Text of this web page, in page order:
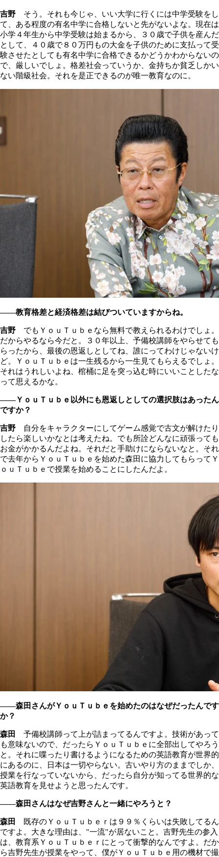
吉野 そう。それも今じゃ、いい大学に行くには中学受験をし
て、ある程度の有名中学に合格しないと先がないよな。現在は
小学４年生から中学受験は始まるから、３０歳で子供を産んだ
として、４０歳で８０万円もの大金を子供のために支払って受
験させたとしても有名中学に合格できるかどうかわからないの
で、厳しいでしょ。格差社会っていうか、金持ちか貧乏しかい
ない階級社会。それを是正できるのが唯一教育なのに。
――教育格差と経済格差は結びついていますからね。
吉野 でもＹｏｕＴｕｂｅなら無料で教えられるわけでしょ。
だからやるなら今だと。３０年以上、予備校講師をやらせても
らったから、最後の恩返しとしてね、誰にってわけじゃないけ
ど。ＹｏｕＴｕｂｅは一生残るから一生見てもらえるでしょ。
それはうれしいよね、棺桶に足を突っ込む時にいいことしたな
って思えるかな。
――ＹｏｕＴｕｂｅ以外にも恩返しとしての選択肢はあったん
ですか？
吉野 自分をキャラクターにしてゲーム感覚で古文が解けたり
したら楽しいかなとは考えたね。でも所詮どんなに頑張っても
お金がかかるんだよね。それだと手助けにならないなと。それ
で去年からＹｏｕＴｕｂｅを始めた森田に協力してもらってＹ
ｏｕＴｕｂｅで授業を始めることにしたんだよ。
――森田さんがＹｏｕＴｕｂｅを始めたのはなぜだったんです
か？
森田
予備校講師って上が詰まってるんですよ。技術があって
も意味ないので、だったらＹｏｕＴｕｂｅに全部出してやろう
と。それに喋ったり書けるようになるための英語教育が世界的
にあるのに、日本は一切やらない。古いやり方のままでしか、
授業を行なっていないから、だったら自分が知ってる世界的な
英語教育を見せようと思ったんです。
――森田さんはなぜ吉野さんと一緒にやろうと？
森田
既存のＹｏｕＴｕｂｅｒは９９％くらいは失敗してるん
ですよ。大きな理由は、"一流"が居ないこと。吉野先生の参入
は、教育系ＹｏｕＴｕｂｅｒにとって衝撃的なんですよ。だか
ら吉野先生が授業をやって、僕がＹｏｕＴｕｂｅ用の機材で撮